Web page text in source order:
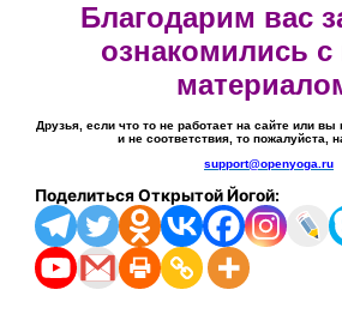
Благодарим вас
ознакомились
Друзья, если что то не работает на сайте или
и не соответствия, то пожалуйста,
support@openyoga.ru
Поделиться Открытой Йогой: